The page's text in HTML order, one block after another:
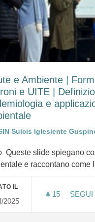
SUI RICOVERI NEL
e Ambiente |
e UITE |
e
Sulcis Iglesiente
Queste slide spiegano
e raccontano come
IL
2025
15 15
SEGUI